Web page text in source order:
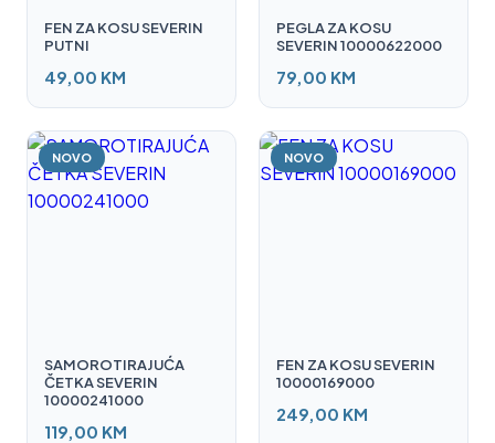
FEN ZA KOSU SEVERIN
PUTNI
49,00 KM
PEGLA ZA KOSU
SEVERIN 10000622000
79,00 KM
NOVO
SAMOROTIRAJUĆA
ČETKA SEVERIN
10000241000
119,00 KM
NOVO
FEN ZA KOSU SEVERIN
10000169000
249,00 KM